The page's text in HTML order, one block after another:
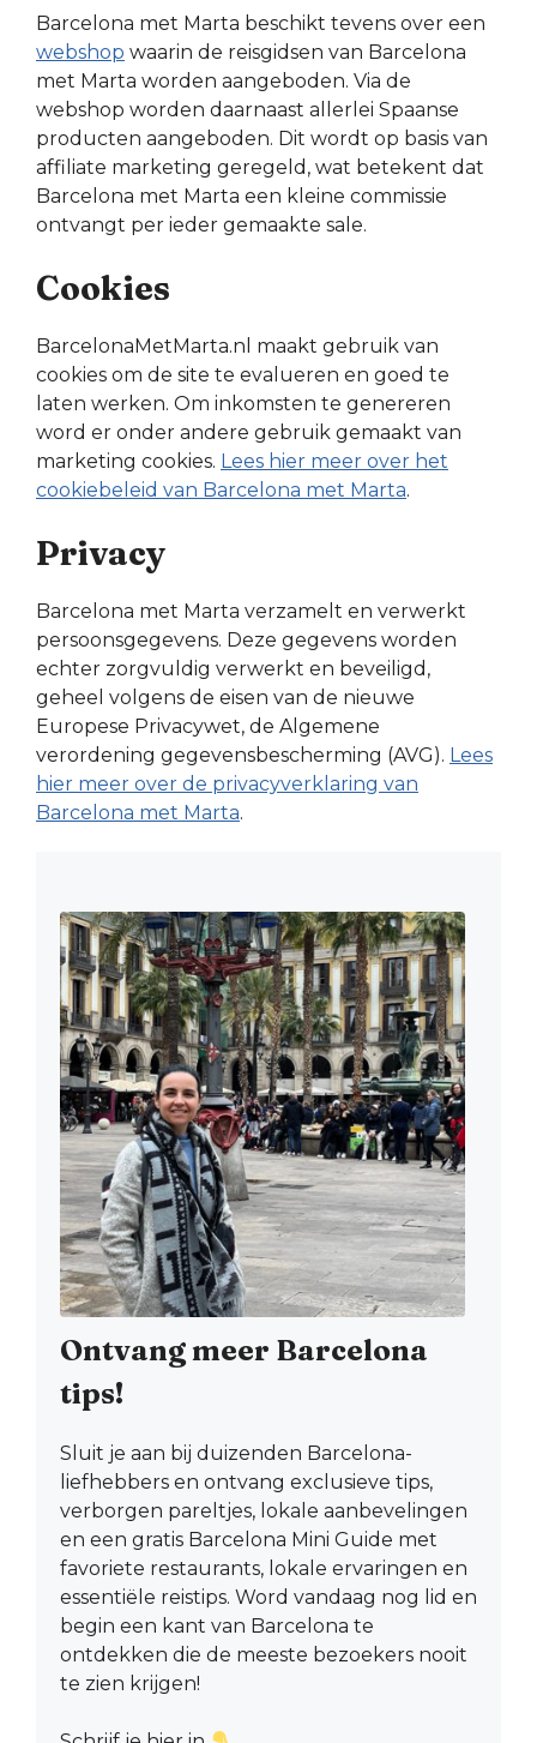
Barcelona met Marta beschikt tevens over een
webshop waarin de reisgidsen van Barcelona
met Marta worden aangeboden. Via de
webshop worden daarnaast allerlei Spaanse
producten aangeboden. Dit wordt op basis van
affiliate marketing geregeld, wat betekent dat
Barcelona met Marta een kleine commissie
ontvangt per ieder gemaakte sale.
Cookies
BarcelonaMetMarta.nl maakt gebruik van
cookies om de site te evalueren en goed te
laten werken. Om inkomsten te genereren
word er onder andere gebruik gemaakt van
marketing cookies. Lees hier meer over het
cookiebeleid van Barcelona met Marta.
Privacy
Barcelona met Marta verzamelt en verwerkt
persoonsgegevens. Deze gegevens worden
echter zorgvuldig verwerkt en beveiligd,
geheel volgens de eisen van de nieuwe
Europese Privacywet, de Algemene
verordening gegevensbescherming (AVG). Lees
hier meer over de privacyverklaring van
Barcelona met Marta.
Ontvang meer Barcelona
tips!
Sluit je aan bij duizenden Barcelona-
liefhebbers en ontvang exclusieve tips,
verborgen pareltjes, lokale aanbevelingen
en een gratis Barcelona Mini Guide met
favoriete restaurants, lokale ervaringen en
essentiële reistips. Word vandaag nog lid en
begin een kant van Barcelona te
ontdekken die de meeste bezoekers nooit
te zien krijgen!